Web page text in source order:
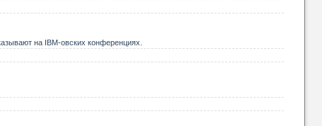
на IBM-овских конференциях.